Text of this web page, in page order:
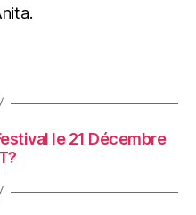
le 21 Décembre